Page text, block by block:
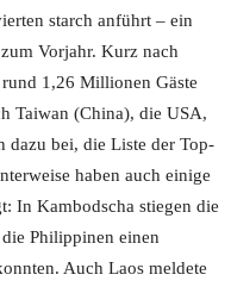
starch anführt – ein
Vorjahr. Kurz nach
1,26 Millionen Gäste
Taiwan (China), die USA,
dazu bei, die Liste der Top-
haben auch einige
In Kambodscha stiegen die
Philippinen einen
Auch Laos meldete